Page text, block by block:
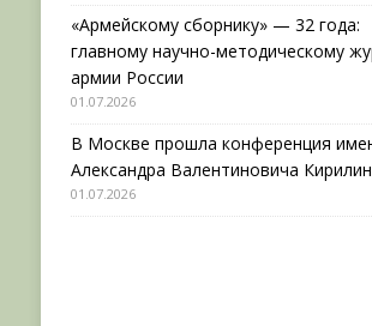
«Армейскому сборнику» — 32 года:
главному научно-методическому
армии России
01.07.2026
В Москве прошла конференция
Александра Валентиновича
01.07.2026